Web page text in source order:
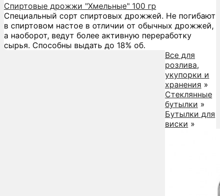
Спиртовые дрожжи "Хмельные" 100 гр
Специальный сорт спиртовых дрожжей. Не погибают
в спиртовом настое в отличии от обычных дрожжей,
а наоборот, ведут более активную переработку
сырья. Способны выдать до 18% об.
Все для
розлива,
укупорки и
хранения »
Стеклянные
бутылки »
Бутылки для
виски »